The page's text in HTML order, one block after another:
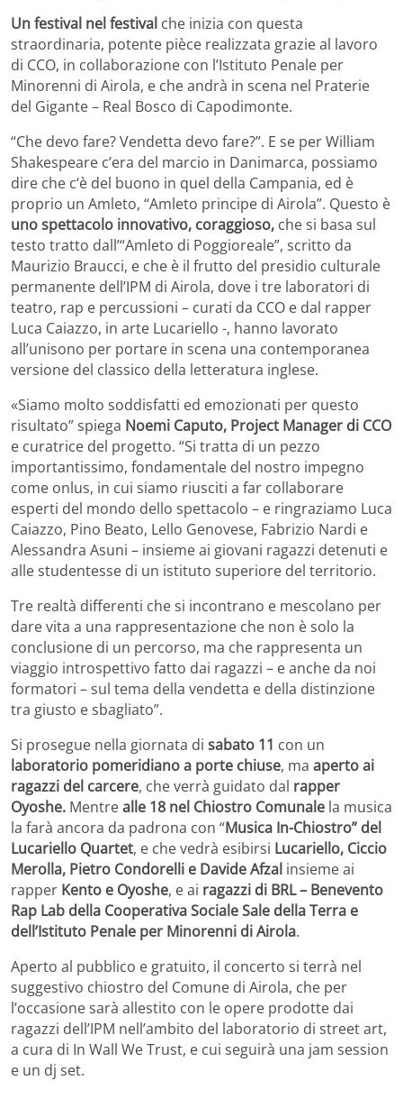
Un festival nel festival che inizia con questa
straordinaria, potente pièce realizzata grazie al lavoro
di CCO, in collaborazione con l’Istituto Penale per
Minorenni di Airola, e che andrà in scena nel Praterie
del Gigante – Real Bosco di Capodimonte.
“Che devo fare? Vendetta devo fare?”. E se per William
Shakespeare c’era del marcio in Danimarca, possiamo
dire che c‘è del buono in quel della Campania, ed è
proprio un Amleto, “Amleto principe di Airola”. Questo è
uno spettacolo innovativo, coraggioso, che si basa sul
testo tratto dall’“Amleto di Poggioreale”, scritto da
Maurizio Braucci, e che è il frutto del presidio culturale
permanente dell’IPM di Airola, dove i tre laboratori di
teatro, rap e percussioni – curati da CCO e dal rapper
Luca Caiazzo, in arte Lucariello -, hanno lavorato
all’unisono per portare in scena una contemporanea
versione del classico della letteratura inglese.
«Siamo molto soddisfatti ed emozionati per questo
risultato” spiega Noemi Caputo, Project Manager di CCO
e curatrice del progetto. “Si tratta di un pezzo
importantissimo, fondamentale del nostro impegno
come onlus, in cui siamo riusciti a far collaborare
esperti del mondo dello spettacolo – e ringraziamo Luca
Caiazzo, Pino Beato, Lello Genovese, Fabrizio Nardi e
Alessandra Asuni – insieme ai giovani ragazzi detenuti e
alle studentesse di un istituto superiore del territorio.
Tre realtà differenti che si incontrano e mescolano per
dare vita a una rappresentazione che non è solo la
conclusione di un percorso, ma che rappresenta un
viaggio introspettivo fatto dai ragazzi – e anche da noi
formatori – sul tema della vendetta e della distinzione
tra giusto e sbagliato”.
Si prosegue nella giornata di sabato 11 con un
laboratorio pomeridiano a porte chiuse, ma aperto ai
ragazzi del carcere, che verrà guidato dal rapper
Oyoshe. Mentrealle 18 nel Chiostro Comunale la musica
la farà ancora da padrona con “Musica In-Chiostro” del
Lucariello Quartet, e che vedrà esibirsi Lucariello, Ciccio
Merolla, Pietro Condorelli e Davide Afzal insieme ai
rapper Kento e Oyoshe, e ai ragazzi di BRL – Benevento
Rap Lab della Cooperativa Sociale Sale della Terra e
dell’Istituto Penale per Minorenni di Airola.
Aperto al pubblico e gratuito, il concerto si terrà nel
suggestivo chiostro del Comune di Airola, che per
l’occasione sarà allestito con le opere prodotte dai
ragazzi dell’IPM nell’ambito del laboratorio di street art,
a cura di In Wall We Trust, e cui seguirà una jam session
e un dj set.